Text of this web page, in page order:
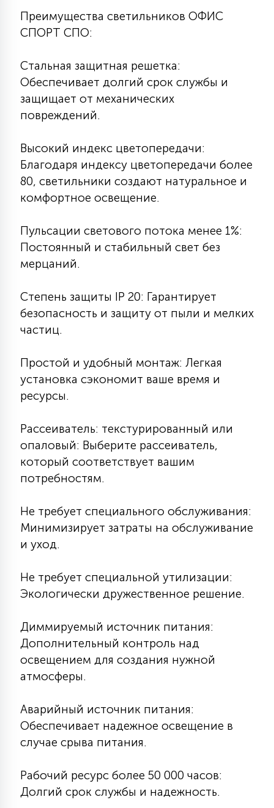
С УПРАВЛЕНИЕМ
АКСЕССУАРЫ
Преимущества светильников ОФИС
СПОРТ СПО:
Стальная защитная решетка:
Обеспечивает долгий срок службы и
защищает от механических
повреждений.
Высокий индекс цветопередачи:
Благодаря индексу цветопередачи более
80, светильники создают натуральное и
комфортное освещение.
Пульсации светового потока менее 1%:
Постоянный и стабильный свет без
мерцаний.
Степень защиты IP 20: Гарантирует
безопасность и защиту от пыли и мелких
частиц.
Простой и удобный монтаж: Легкая
установка сэкономит ваше время и
ресурсы.
Рассеиватель: текстурированный или
опаловый: Выберите рассеиватель,
который соответствует вашим
потребностям.
Не требует специального обслуживания:
Минимизирует затраты на обслуживание
и уход.
Не требует специальной утилизации:
Экологически дружественное решение.
Диммируемый источник питания:
Дополнительный контроль над
освещением для создания нужной
атмосферы.
Аварийный источник питания:
Обеспечивает надежное освещение в
случае срыва питания.
Рабочий ресурс более 50 000 часов:
Долгий срок службы и надежность.